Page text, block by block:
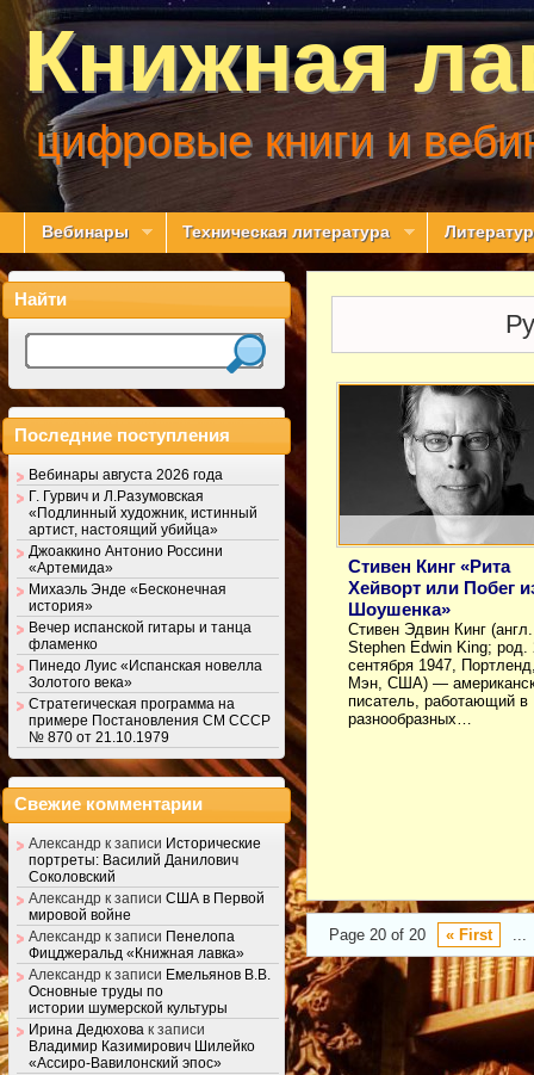
Книжная
цифровые книги и
Вебинары Техническая литература
Стивен Кинг «Рита
Хейворт или Побег
Шоушенка»
Стивен Эдвин Кинг (англ.
Stephen Edwin King; род.
сентября 1947,
Мэн, США) —
писатель, работающий в
разнообразных…
Page 20 of 20 « First ...
Найти
Последние поступления
Вебинары августа 2026 года
Г. Гурвич и Л.Разумовская
«Подлинный художник, истинный
артист, настоящий убийца»
Джоаккино Антонио Россини
«Артемида»
Михаэль Энде «Бесконечная
история»
Вечер испанской гитары и танца
фламенко
Пинедо Луис «Испанская новелла
Золотого века»
Стратегическая программа на
примере Постановления СМ СССР
№ 870 от 21.10.1979
Свежие комментарии
Александр к записи Исторические
портреты: Василий Данилович
Соколовский
Александр к записи США в Первой
мировой войне
Александр к записи Пенелопа
Фицджеральд «Книжная лавка»
Александр к записи Емельянов В.В.
Основные труды по
истории шумерской культуры
Ирина Дедюхова к записи
Владимир Казимирович Шилейко
«Ассиро-Вавилонский эпос»